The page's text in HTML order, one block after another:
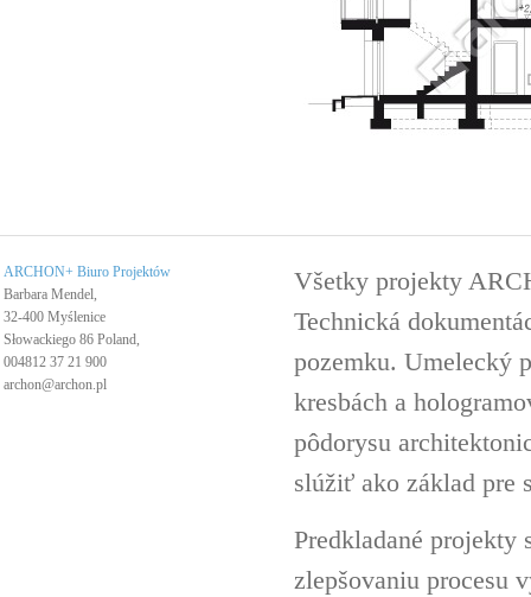
ARCHON+ Biuro Projektów
Barbara Mendel,
32-400 Myślenice
Słowackiego 86 Poland,
004812 37 21 900
archon@archon.pl
Všetky projekty
Technická
pozemku. Umelecký
kresbách a
pôdorysu
slúžiť ako základ pre
Predkladané
zlepšovaniu procesu